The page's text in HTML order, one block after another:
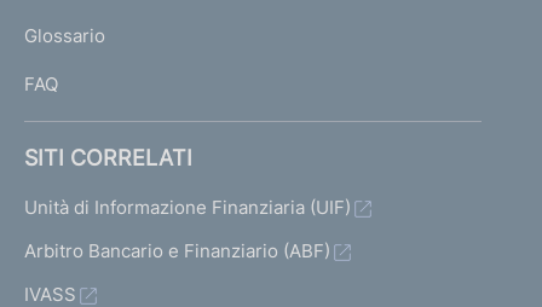
IGlossario
FAQ
SITI CORRELATI
Unità di Informazione Finanziaria (UIF)
Arbitro Bancario e Finanziario (ABF)
IVASS